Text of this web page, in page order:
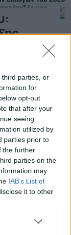
third parties, or
for
opt-out
that after your
seeing
utilized by
parties prior to
the further
parties on the
may
IAB’s List of
it to other
για
ο
Οκτωβρίου
Κέντρου
των